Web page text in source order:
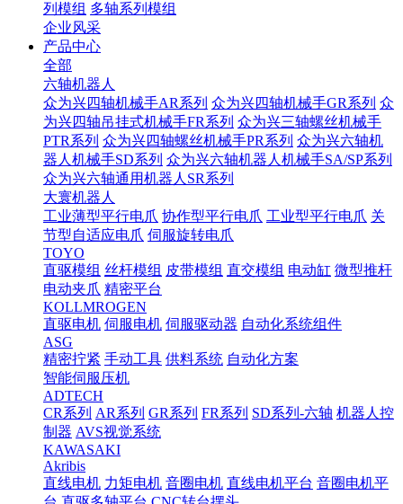
列模组 多轴系列模组
企业风采
产品中心
全部
六轴机器人
众为兴四轴机械手AR系列 众为兴四轴机械手GR系列 众
为兴四轴吊挂式机械手FR系列 众为兴三轴螺丝机械手
PTR系列 众为兴四轴螺丝机械手PR系列 众为兴六轴机
器人机械手SD系列 众为兴六轴机器人机械手SA/SP系列
众为兴六轴通用机器人SR系列
大寰机器人
工业薄型平行电爪 协作型平行电爪 工业型平行电爪 关
节型自适应电爪 伺服旋转电爪
TOYO
直驱模组 丝杆模组 皮带模组 直交模组 电动缸 微型推杆
电动夹爪 精密平台
KOLLMROGEN
直驱电机 伺服电机 伺服驱动器 自动化系统组件
ASG
精密拧紧 手动工具 供料系统 自动化方案
智能伺服压机
ADTECH
CR系列 AR系列 GR系列 FR系列 SD系列-六轴 机器人控
制器 AVS视觉系统
KAWASAKI
Akribis
直线电机 力矩电机 音圈电机 直线电机平台 音圈电机平